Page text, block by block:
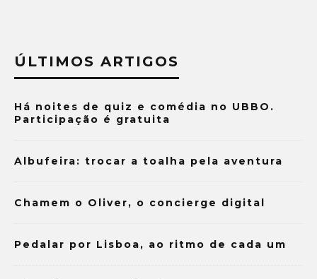
ÚLTIMOS ARTIGOS
Há noites de quiz e comédia no UBBO.
Participação é gratuita
Albufeira: trocar a toalha pela aventura
Chamem o Oliver, o concierge digital
Pedalar por Lisboa, ao ritmo de cada um